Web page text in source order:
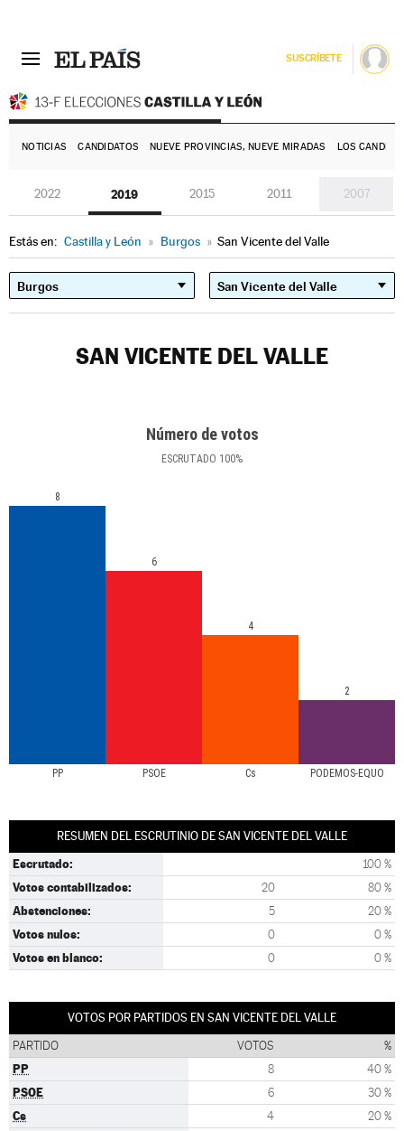
SUSCRÍBETE
NOTICIAS CANDIDATOS NUEVE PROVINCIAS, NUEVE MIRADAS LOS
2022 2019 2015 2011 2007
Estás en: Castilla y León » Burgos » San Vicente del Valle
SAN VICENTE DEL VALLE
Número de votos
ESCRUTADO 100%
PP PSOE Cs PODEMOS-EQUO
8
6
4
2
RESUMEN DEL ESCRUTINIO DE SAN VICENTE DEL VALLE
Escrutado: 100 %
Votos contabilizados: 20 80 %
Abstenciones: 5 20 %
Votos nulos: 0 0 %
Votos en blanco: 0 0 %
VOTOS POR PARTIDOS EN SAN VICENTE DEL VALLE
PARTIDO VOTOS %
PP 8 40 %
PSOE 6 30 %
Cs 4 20 %